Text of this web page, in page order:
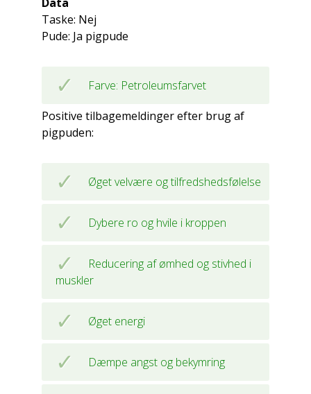
Taske: Nej
Pude: Ja pigpude
Farve: Petroleumsfarvet
Positive tilbagemeldinger efter brug af
pigpuden:
Øget velvære og tilfredshedsfølelse
Dybere ro og hvile i kroppen
Reducering af ømhed og stivhed i
muskler
Øget energi
Dæmpe angst og bekymring